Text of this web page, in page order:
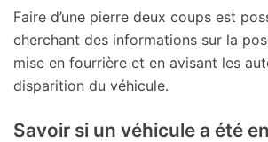
Faire d’une pierre deux coups est
cherchant des informations sur la
mise en fourrière et en avisant les
disparition du véhicule.
Savoir si un véhicule a été